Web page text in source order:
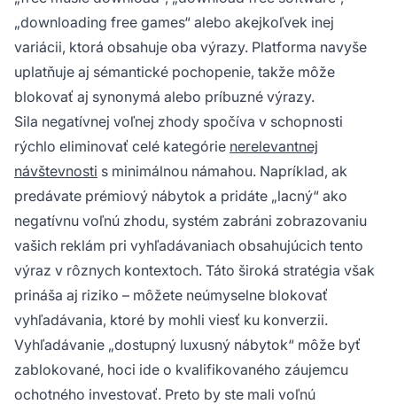
„downloading free games“ alebo akejkoľvek inej
variácii, ktorá obsahuje oba výrazy. Platforma navyše
uplatňuje aj sémantické pochopenie, takže môže
blokovať aj synonymá alebo príbuzné výrazy.
Sila negatívnej voľnej zhody spočíva v schopnosti
rýchlo eliminovať celé kategórie nerelevantnej
návštevnosti s minimálnou námahou. Napríklad, ak
predávate prémiový nábytok a pridáte „lacný“ ako
negatívnu voľnú zhodu, systém zabráni zobrazovaniu
vašich reklám pri vyhľadávaniach obsahujúcich tento
výraz v rôznych kontextoch. Táto široká stratégia však
prináša aj riziko – môžete neúmyselne blokovať
vyhľadávania, ktoré by mohli viesť ku konverzii.
Vyhľadávanie „dostupný luxusný nábytok“ môže byť
zablokované, hoci ide o kvalifikovaného záujemcu
ochotného investovať. Preto by ste mali voľnú